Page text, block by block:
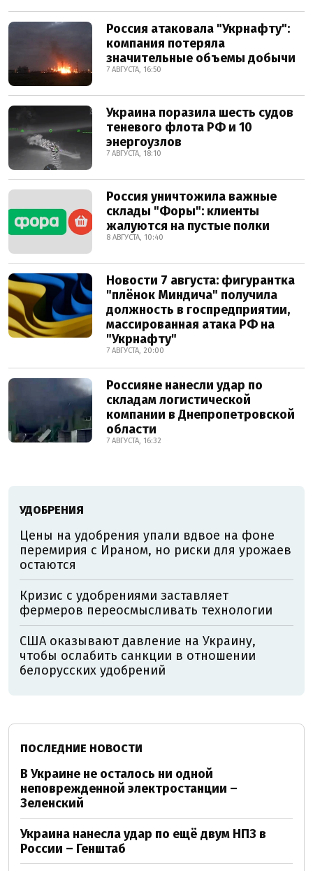
Россия атаковала "Укрнафту":
компания потеряла
значительные объемы добычи
7 АВГУСТА, 16:50
Украина поразила шесть судов
теневого флота РФ и 10
энергоузлов
7 АВГУСТА, 18:10
Россия уничтожила важные
склады "Форы": клиенты
жалуются на пустые полки
8 АВГУСТА, 10:40
Новости 7 августа: фигурантка
"плёнок Миндича" получила
должность в госпредприятии,
массированная атака РФ на
"Укрнафту"
7 АВГУСТА, 20:00
Россияне нанесли удар по
складам логистической
компании в Днепропетровской
области
7 АВГУСТА, 16:32
УДОБРЕНИЯ
Цены на удобрения упали вдвое на фоне
перемирия с Ираном, но риски для урожаев
остаются
Кризис с удобрениями заставляет
фермеров переосмысливать технологии
США оказывают давление на Украину,
чтобы ослабить санкции в отношении
белорусских удобрений
ПОСЛЕДНИЕ НОВОСТИ
В Украине не осталось ни одной
неповрежденной электростанции –
Зеленский
Украина нанесла удар по ещё двум НПЗ в
России – Генштаб